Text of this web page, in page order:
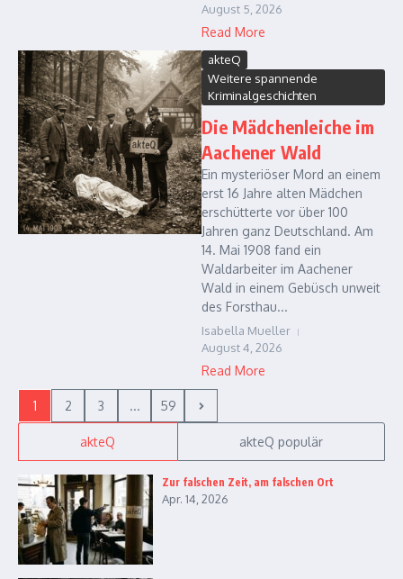
August 5, 2026
Read More
akteQ
Weitere spannende
Kriminalgeschichten
Die Mädchenleiche im
Aachener Wald
Ein mysteriöser Mord an einem
erst 16 Jahre alten Mädchen
erschütterte vor über 100
Jahren ganz Deutschland. Am
14. Mai 1908 fand ein
Waldarbeiter im Aachener
Wald in einem Gebüsch unweit
des Forsthau...
Isabella Mueller
August 4, 2026
Read More
1 2 3 ... 59
akteQ akteQ populär
Zur falschen Zeit, am falschen Ort
Apr. 14, 2026